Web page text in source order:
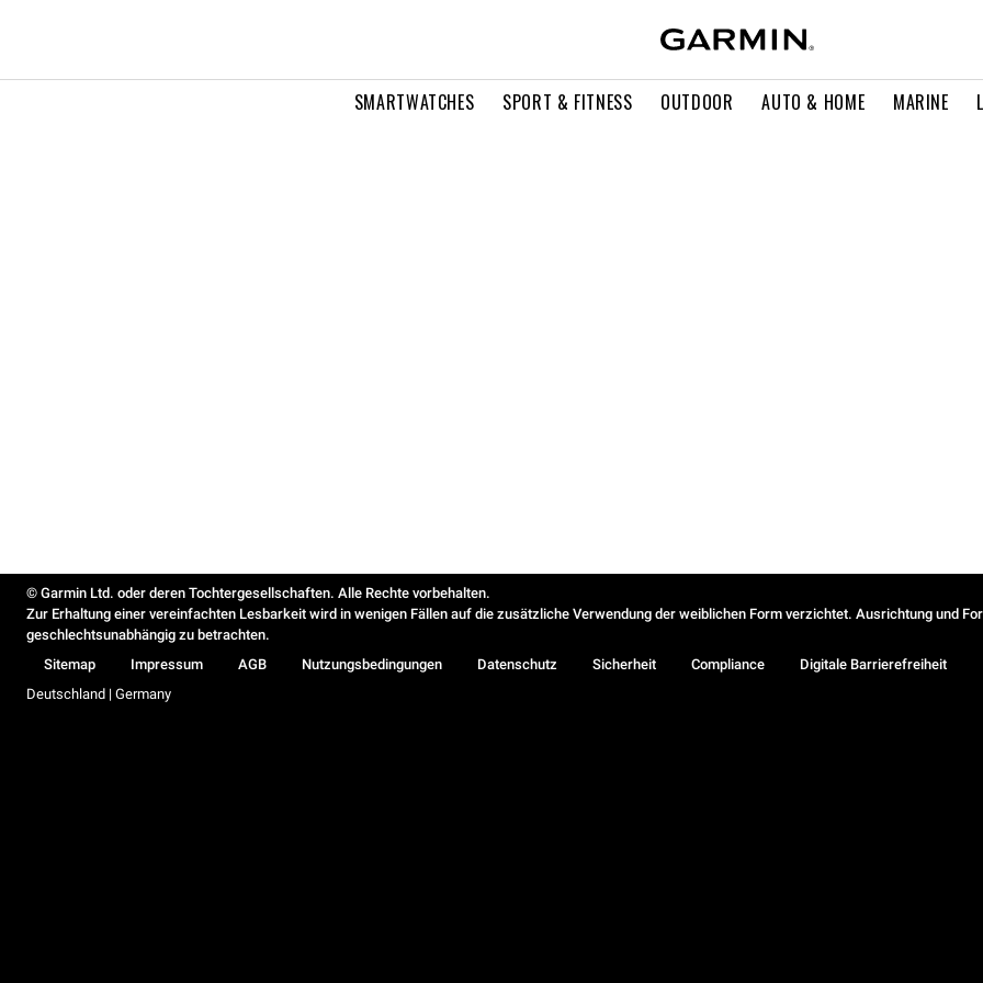
SMARTWATCHES SPORT & FITNESS OUTDOOR AUTO & HOME MARINE
© Garmin Ltd. oder deren Tochtergesellschaften. Alle Rechte vorbehalten.
Zur Erhaltung einer vereinfachten Lesbarkeit wird in wenigen Fällen auf die zusätzliche Verwendung der weiblichen Form verzichtet. Ausrichtung und
geschlechtsunabhängig zu betrachten.
Sitemap
Impressum AGB Nutzungsbedingungen Datenschutz Sicherheit Compliance
Digitale Barrierefreiheit
Deutschland | Germany